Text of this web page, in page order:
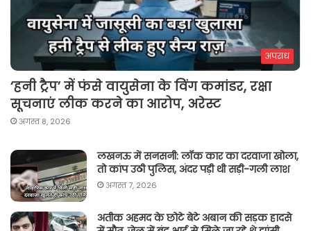
अपराध
‘हनी ट्रैप’ में फंसे वायुसेना के विंग कमांडर, रक्षा
सूचनाएं लीक करने का आरोप, अरेस्ट
अगस्त 8, 2026
लखनऊ में सनसनी: लॉक कार का दरवाजा खोला,
तो कांप उठी पुलिस, अंदर पड़ी थी सड़ी-गली लाश
अगस्त 7, 2026
अतीक अहमद के छोटे बेटे अबान की सड़क हादसे